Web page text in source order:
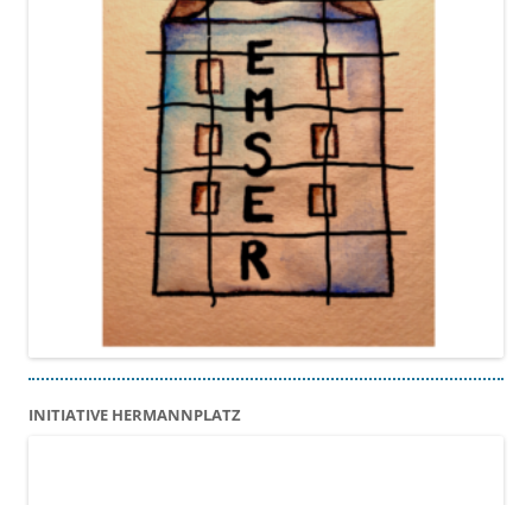
INITIATIVE HERMANNPLATZ